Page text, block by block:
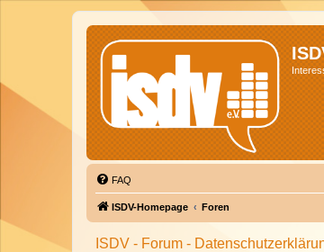
FAQ
ISDV-Homepage Foren
ISDV - Forum -